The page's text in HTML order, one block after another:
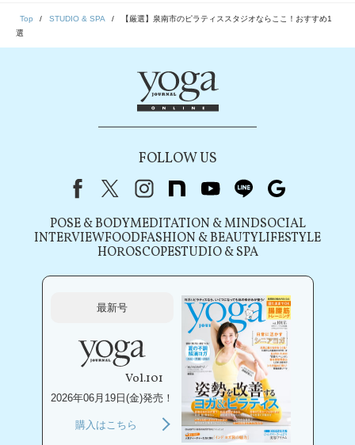
Top STUDIO & SPA
【厳選】泉南市のピラティススタジオならここ！おすすめ1
選
FOLLOW US
FacebookX（旧Twitter）
instagram
note youtubeline
POSE & BODYMEDITATION & MINDSOCIAL
INTERVIEWFOODFASHION & BEAUTYLIFESTYLE
HOROSCOPESTUDIO & SPA
最新号
Vol.101
2026年06月19日(金)発売！
購入はこちら